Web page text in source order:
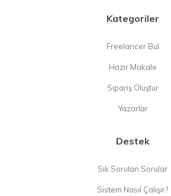
Kategoriler
Freelancer Bul
Hazır Makale
Sipariş Oluştur
Yazarlar
Destek
Sık Sorulan Sorular
Sistem Nasıl Çalışır?